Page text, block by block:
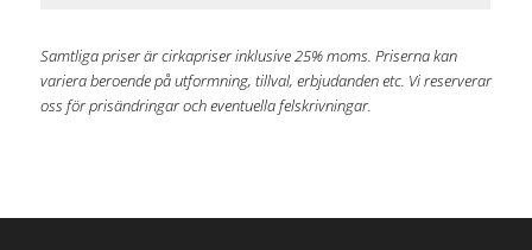
Samtliga priser är cirkapriser inklusive 25% moms. Priserna kan
variera beroende på utformning, tillval, erbjudanden etc. Vi reserverar
oss för prisändringar och eventuella felskrivningar.